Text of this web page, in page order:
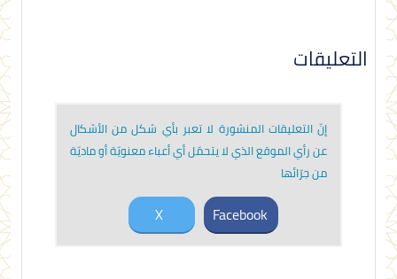
التعليقات
إنّ التعليقات المنشورة لا تعبر بأي شكل من الأشكال
عن رأي الموقع الذي لا يتحمّل أي أعباء معنويّة أو ماديّة
من جرّائها
X Facebook